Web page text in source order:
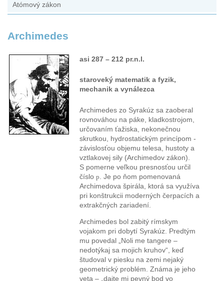
Atómový zákon
Archimedes
asi 287 – 212 pr.n.l.
staroveký matematik a fyzik,
mechanik a vynálezca
Archimedes zo Syrakúz sa zaoberal
rovnováhou na páke, kladkostrojom,
určovaním ťažiska, nekonečnou
skrutkou, hydrostatickým princípom -
závislosťou objemu telesa, hustoty a
vztlakovej sily (Archimedov zákon).
S pomerne veľkou presnosťou určil
číslo p. Je po ňom pomenovaná
Archimedova špirála, ktorá sa využíva
pri konštrukcii moderných čerpacích a
extrakčných zariadení.
Archimedes bol zabitý rímskym
vojakom pri dobytí Syrakúz. Predtým
mu povedal „Noli me tangere –
nedotýkaj sa mojich kruhov“, keď
študoval v piesku na zemi nejaký
geometrický problém. Známa je jeho
veta – „dajte mi pevný bod vo